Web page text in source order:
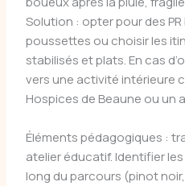
Solution : opter pour des
poussettes ou choisir les
stabilisés et plats. En cas
vers une activité intérieure
Hospices de Beaune ou un
Éléments pédagogiques :
atelier éducatif. Identifier
long du parcours (pinot